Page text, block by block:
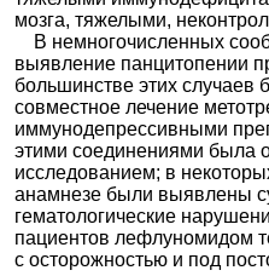
мозга, тяжелыми,
В немногочисленных
выявление панцитопении
большинстве этих случаев
совместное лечение
иммунодепрессивными
этими соединениями была
исследованием; в
анамнезе были выявлены
гематологические
пациентов лефлуномидом
с осторожностью и под